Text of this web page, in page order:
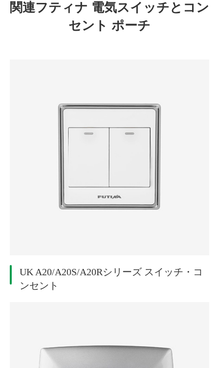
関連フティナ 電気スイッチとコン
セント ポーチ
UK A20/A20S/A20Rシリーズ スイッチ・コ
ンセント